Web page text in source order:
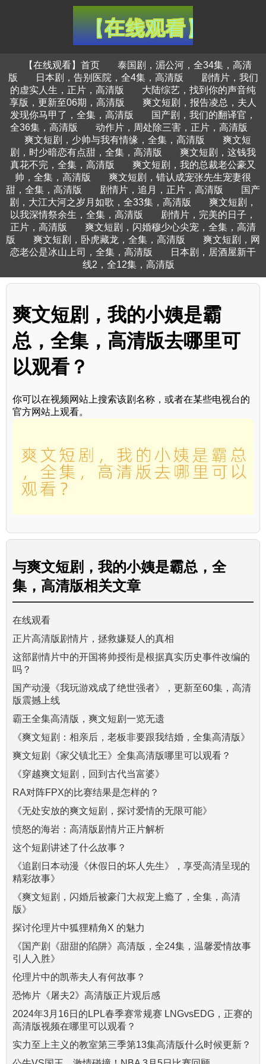
【在线观看】首页
泰国剧，湄公河，全34集，高清
版
日本剧，告别医院，全4集，高清版
剧情片，我们
的虚实人生，正片，高清版
大陆综艺，找到你的声音纯
享版，更新至06期，高清版
爽文短剧，报告凌总，夫人
发现你马甲了，全集，高清版
国产剧，我们的翻译官，
全36集，高清版
动作片，周处除三害，正片，高清版
爽文短剧，少帅与我有情缘，全集，高清版
爽文短
剧，时少暗恋有点甜，全集，高清版
爽文短剧，这钱我
真花不完，全集，高清版
爽文短剧，我的总裁老公豪又
帅，全集，高清版
爽文短剧，错认成宠张先生宠妻很
甜，全集，高清版
剧情片，追月，正片，高清版
国产
剧，大江大河之岁月如歌，全33集，高清版
爽文短剧，
以我深情祭余生，全集，高清版
剧情片，完美的日子，
正片，高清版
爽文短剧，闪婚穆少心尖宠，全集，高清
版
爽文短剧，卧虎藏龙，全集，高清版
爽文短剧，网
恋老公是冰山上司，全集，高清版
日本剧，居酒屋新干
线2，全12集，高清版
爽文短剧，我的小姨是霸
总，全集，高清版去哪里可
以观看？
你可以在视频网站上搜索该剧名称，或者在某些电视台的
官方网站上观看。
与爽文短剧，我的小姨是霸总，全
集，高清版相关文章
在线观看
正片高清版剧情片，拯救嫌疑人的真相
这部剧情片中的开国将帅授衔是根据真实历史事件改编的
吗？
国产动漫《我玩游戏成了绝世强者》，更新至60集，高清
版震撼上线
霸王全集高清版，爽文短剧一览无遗
《爽文短剧：相亲后，老板非要跟我结婚，全集高清版》
爽文短剧《家父镇北王》全集高清版哪里可以观看？
《穿越爽文短剧，回到古代当富婆》
RA对阵FPX的比赛结果是怎样的？
《无处安放的爽文短剧，探讨爱情的无限可能》
愤怒的海岩：高清版剧情片正片解析
这个短剧讲述了什么故事？
《追剧日本动漫《休假日的坏人先生》，享受高清呈现的
精彩故事》
《爽文短剧，闪婚后被豪门大叔宠上瘾了，全集，高清
版》
探讨伦理片中狐狸精角X 的魅力
《国产剧《甜甜的陷阱》高清版，全24集，温馨爱情故事
引人入胜》
伦理片中的凯蒂夫人有何故事？
恐怖片《屠夫2》高清版正片观后感
2024年3月16日的LPL春季赛常规赛 LNGvsEDG，正赛的
高清版视频在哪里可以观看？
实力至上主义的教室第三季第13集高清版什么时候更新？